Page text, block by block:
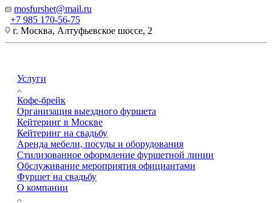
+7 985 170-56-75
mosfurshet@mail.ru
г. Москва, Алтуфьевское шоссе, 2
О компании
Услуги
Кофе-брейк
Организация выездного фуршета
Кейтеринг в Москве
Кейтеринг на свадьбу
Аренда мебели, посуды и оборудования
Стилизованное оформление фуршетной линии
Обслуживание мероприятия официантами
Фуршет на свадьбу